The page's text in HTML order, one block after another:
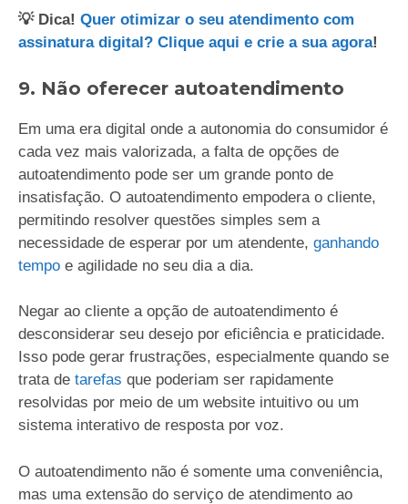
💡 Dica! Quer otimizar o seu atendimento com
assinatura digital? Clique aqui e crie a sua agora!
9. Não oferecer autoatendimento
Em uma era digital onde a autonomia do consumidor é
cada vez mais valorizada, a falta de opções de
autoatendimento pode ser um grande ponto de
insatisfação. O autoatendimento empodera o cliente,
permitindo resolver questões simples sem a
necessidade de esperar por um atendente, ganhando
tempo e agilidade no seu dia a dia.
Negar ao cliente a opção de autoatendimento é
desconsiderar seu desejo por eficiência e praticidade.
Isso pode gerar frustrações, especialmente quando se
trata de tarefas que poderiam ser rapidamente
resolvidas por meio de um website intuitivo ou um
sistema interativo de resposta por voz.
O autoatendimento não é somente uma conveniência,
mas uma extensão do serviço de atendimento ao